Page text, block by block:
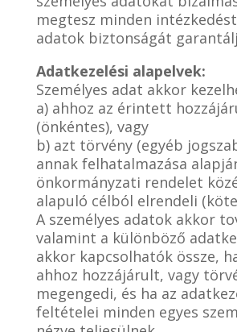
megtesz minden
adatok biztonságát
Adatkezelési alapelvek:
Személyes adat akkor
a) ahhoz az érintett
(önkéntes), vagy
b) azt törvény (egyéb
annak felhatalmazása
önkormányzati rendelet
alapuló célból elrendeli
A személyes adatok akkor
valamint a különböző
akkor kapcsolhatók össze,
ahhoz hozzájárult, vagy
megengedi, és ha az
feltételei minden egyes